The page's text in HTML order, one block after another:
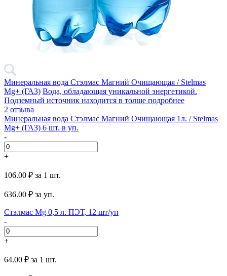
Минеральная вода Стэлмас Магний Очищающая / Stelmas
Mg+ (ГАЗ) Вода, обладающая уникальной энергетикой.
Подземный источник находится в толще подробнее
2 отзыва
Минеральная вода Стэлмас Магний Очищающая 1л. / Stelmas
Mg+ (ГАЗ) 6 шт. в уп.
-
+
106.00 ₽ за 1 шт.
636.00 ₽ за уп.
Стэлмас Mg 0,5 л. ПЭТ, 12 шт/уп
-
+
64.00 ₽ за 1 шт.